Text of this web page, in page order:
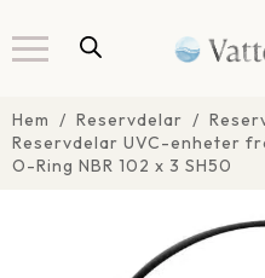
Hem Reservdelar
Reservdelar UVC-enheter
O-Ring NBR 102 x 3 SH50